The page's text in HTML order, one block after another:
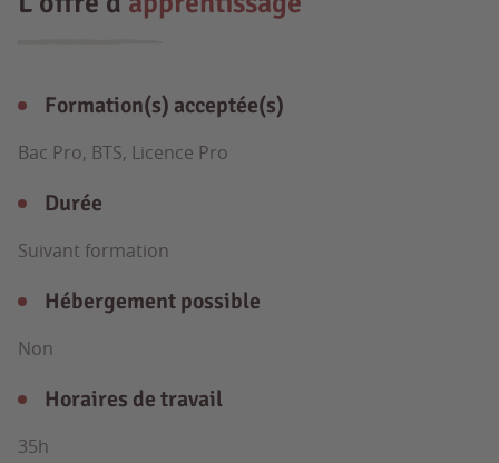
Formation(s) acceptée(s)
Bac Pro, BTS, Licence Pro
Durée
Suivant formation
Hébergement possible
Non
Horaires de travail
35h